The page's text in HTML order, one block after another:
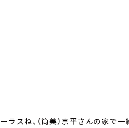
ラスね、（筒美）京平さんの家で